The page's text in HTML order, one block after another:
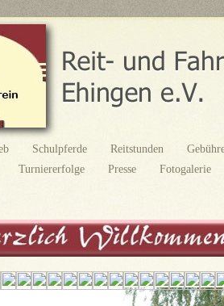
Schulpferde Reitstunden
Turniererfolge Presse
Fotogalerie